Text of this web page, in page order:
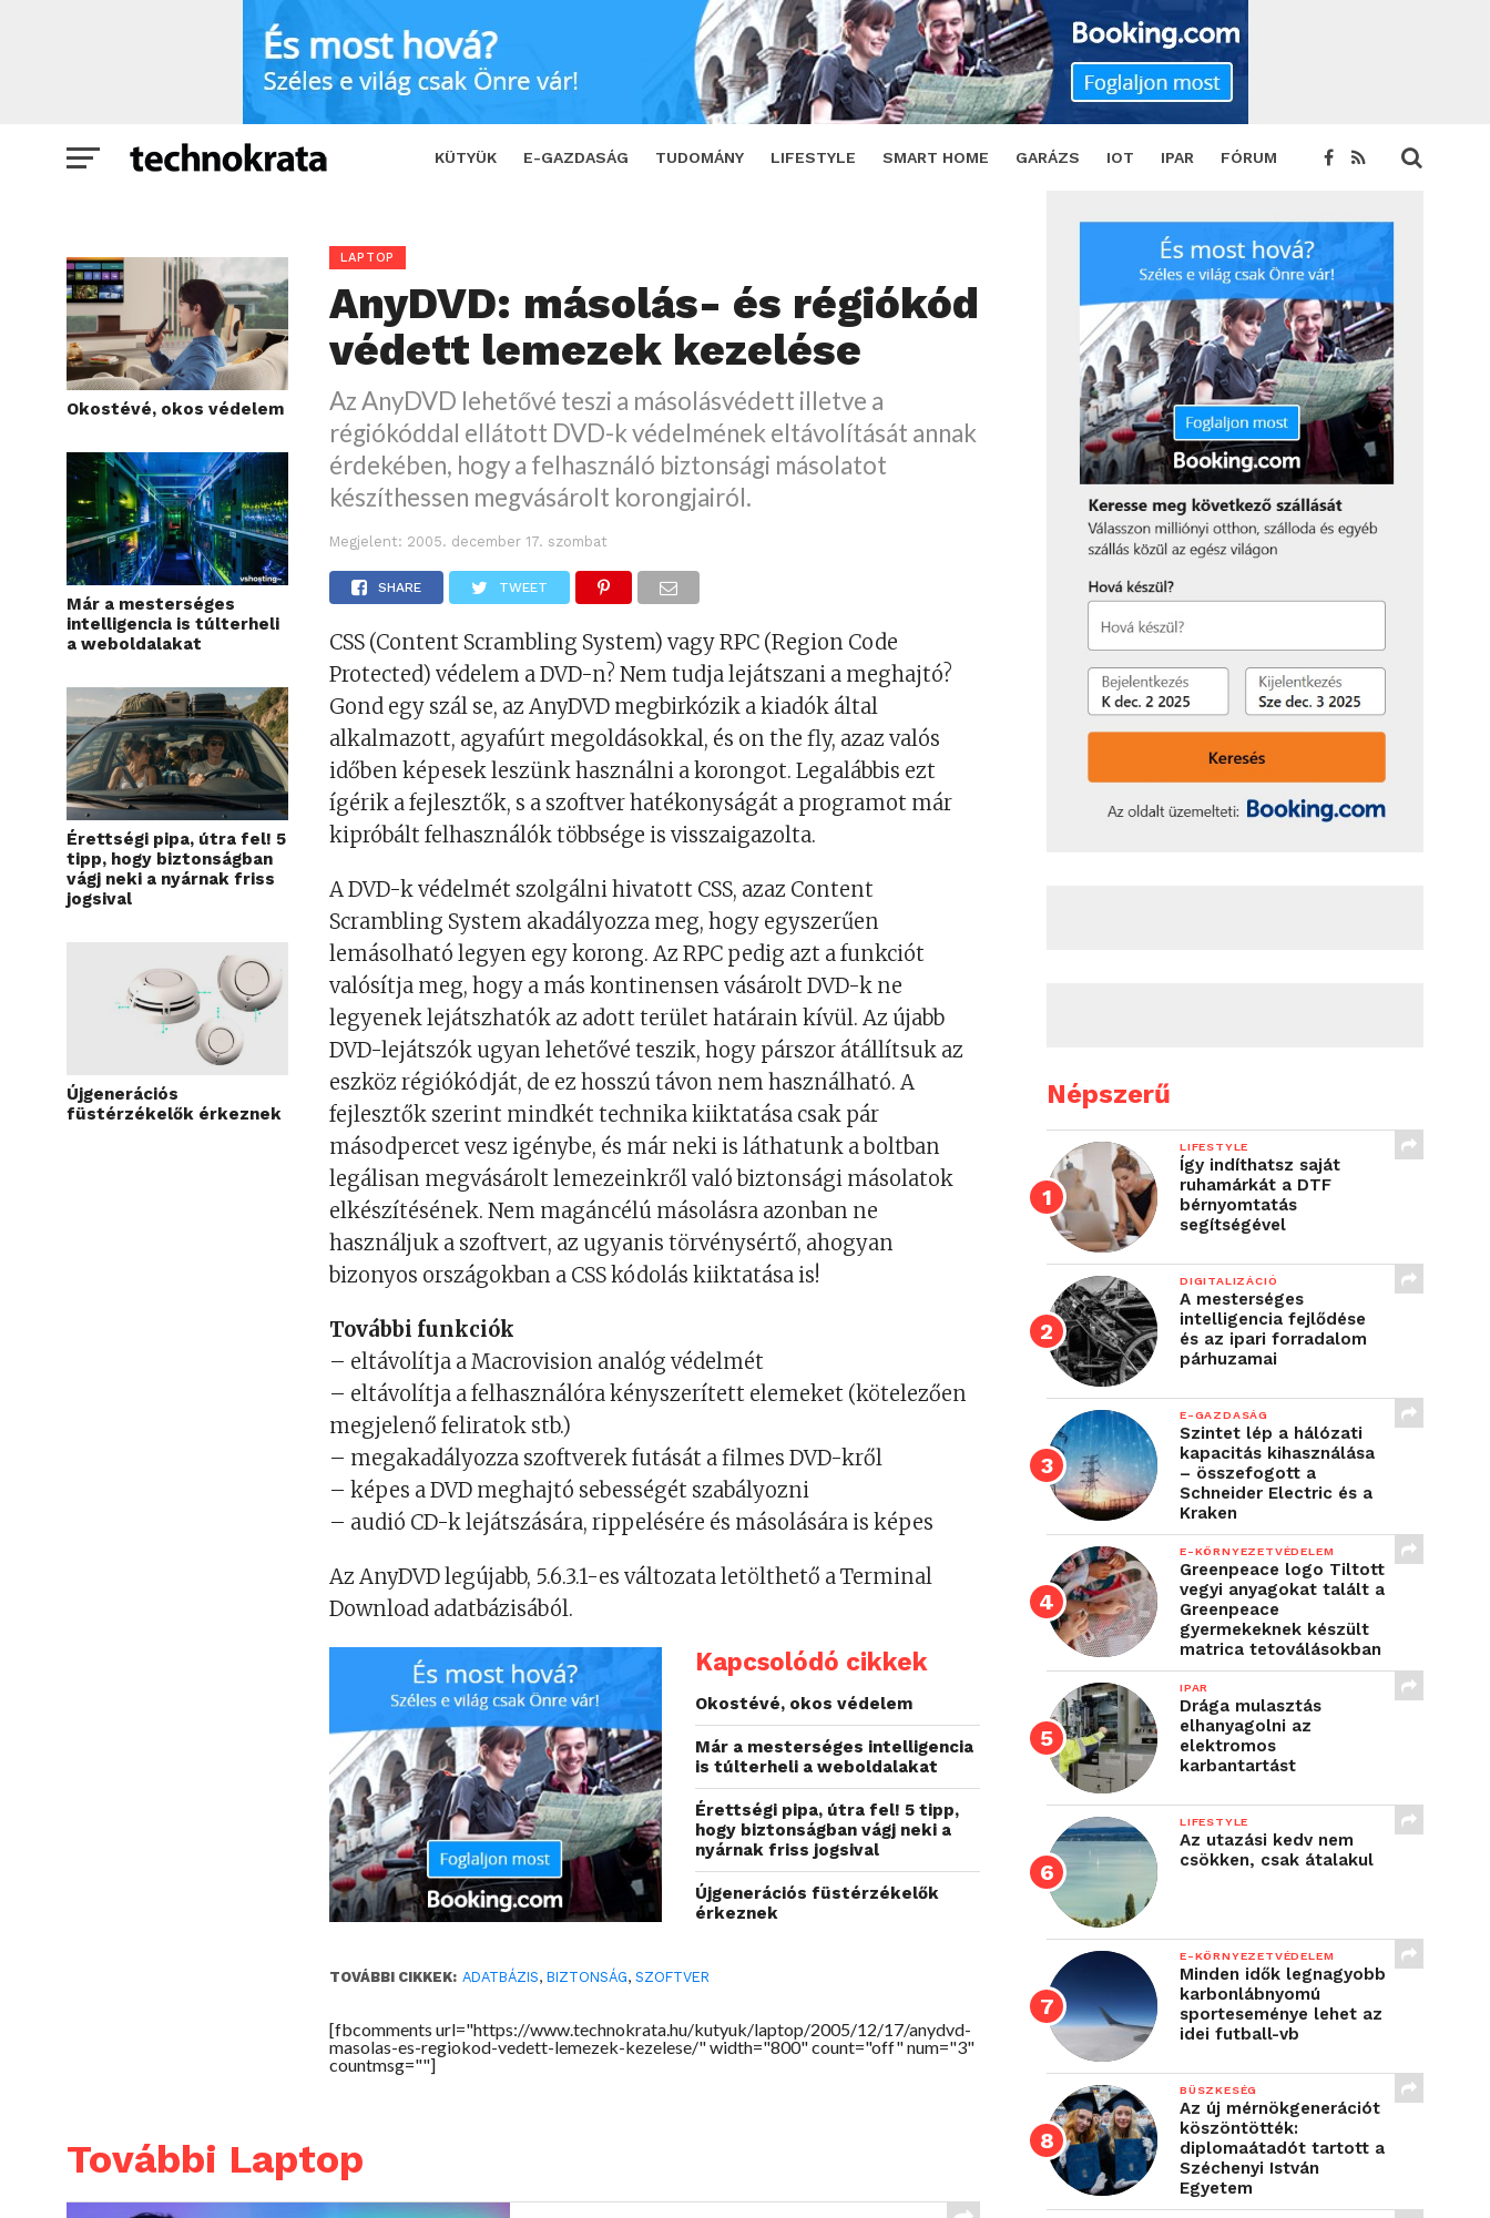
KÜTYÜK E-GAZDASÁG TUDOMÁNY LIFESTYLE SMART HOME GARÁZS IOT IPAR FÓRUM
AnyDVD: másolás- és régiókód védett lemezek kezelése SHARE TWEET
Okostévé, okos védelem
Már a mesterséges
intelligencia is túlterheli
a weboldalakat
Érettségi pipa, útra fel! 5
tipp, hogy biztonságban
vágj neki a nyárnak friss
jogsival
Újgenerációs
füstérzékelők érkeznek
LAPTOP
AnyDVD: másolás- és régiókód
védett lemezek kezelése
Az AnyDVD lehetővé teszi a másolásvédett illetve a
régiókóddal ellátott DVD-k védelmének eltávolítását annak
érdekében, hogy a felhasználó biztonsági másolatot
készíthessen megvásárolt korongjairól.
Megjelent: 2005. december 17. szombat
SHARE TWEET
CSS (Content Scrambling System) vagy RPC (Region Code
Protected) védelem a DVD-n? Nem tudja lejátszani a meghajtó?
Gond egy szál se, az AnyDVD megbirkózik a kiadók által
alkalmazott, agyafúrt megoldásokkal, és on the fly, azaz valós
időben képesek leszünk használni a korongot. Legalábbis ezt
ígérik a fejlesztők, s a szoftver hatékonyságát a programot már
kipróbált felhasználók többsége is visszaigazolta.
A DVD-k védelmét szolgálni hivatott CSS, azaz Content
Scrambling System akadályozza meg, hogy egyszerűen
lemásolható legyen egy korong. Az RPC pedig azt a funkciót
valósítja meg, hogy a más kontinensen vásárolt DVD-k ne
legyenek lejátszhatók az adott terület határain kívül. Az újabb
DVD-lejátszók ugyan lehetővé teszik, hogy párszor átállítsuk az
eszköz régiókódját, de ez hosszú távon nem használható. A
fejlesztők szerint mindkét technika kiiktatása csak pár
másodpercet vesz igénybe, és már neki is láthatunk a boltban
legálisan megvásárolt lemezeinkről való biztonsági másolatok
elkészítésének. Nem magáncélú másolásra azonban ne
használjuk a szoftvert, az ugyanis törvénysértő, ahogyan
bizonyos országokban a CSS kódolás kiiktatása is!
További funkciók
– eltávolítja a Macrovision analóg védelmét
– eltávolítja a felhasználóra kényszerített elemeket (kötelezően
megjelenő feliratok stb.)
– megakadályozza szoftverek futását a filmes DVD-kről
– képes a DVD meghajtó sebességét szabályozni
– audió CD-k lejátszására, rippelésére és másolására is képes
Az AnyDVD legújabb, 5.6.3.1-es változata letölthető a Terminal
Download adatbázisából.
Kapcsolódó cikkek
Okostévé, okos védelem
Már a mesterséges intelligencia
is túlterheli a weboldalakat
Érettségi pipa, útra fel! 5 tipp,
hogy biztonságban vágj neki a
nyárnak friss jogsival
Újgenerációs füstérzékelők
érkeznek
TOVÁBBI CIKKEK: ADATBÁZIS,BIZTONSÁG,SZOFTVER
[fbcomments url="https://www.technokrata.hu/kutyuk/laptop/2005/12/17/anydvd-
masolas-es-regiokod-vedett-lemezek-kezelese/" width="800" count="off" num="3"
countmsg=""]
További Laptop
Népszerű
LIFESTYLE
Így indíthatsz saját
ruhamárkát a DTF
bérnyomtatás
segítségével
DIGITALIZÁCIÓ
A mesterséges
intelligencia fejlődése
és az ipari forradalom
párhuzamai
E-GAZDASÁG
Szintet lép a hálózati
kapacitás kihasználása
– összefogott a
Schneider Electric és a
Kraken
E-KÖRNYEZETVÉDELEM
Greenpeace logo Tiltott
vegyi anyagokat talált a
Greenpeace
gyermekeknek készült
matrica tetoválásokban
IPAR
Drága mulasztás
elhanyagolni az
elektromos
karbantartást
LIFESTYLE
Az utazási kedv nem
csökken, csak átalakul
E-KÖRNYEZETVÉDELEM
Minden idők legnagyobb
karbonlábnyomú
sporteseménye lehet az
idei futball-vb
BÜSZKESÉG
Az új mérnökgenerációt
köszöntötték:
diplomaátadót tartott a
Széchenyi István
Egyetem